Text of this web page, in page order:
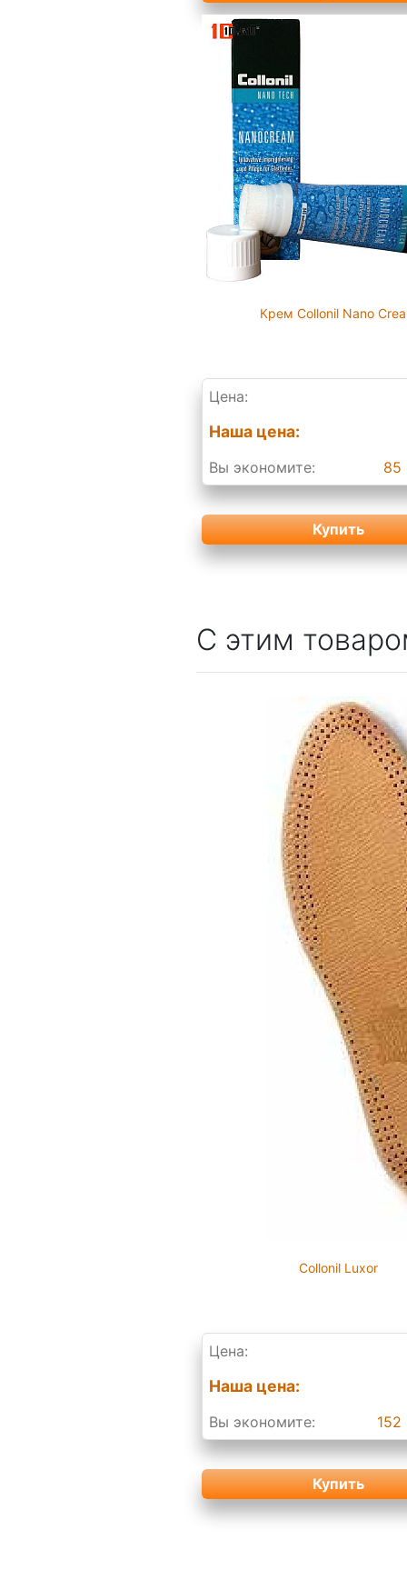
Крем Collonil Nano
Цена:
Наша цена:
Вы экономите: 85
Купить
С этим
Collonil Luxor
Цена:
Наша цена:
Вы экономите: 152
Купить